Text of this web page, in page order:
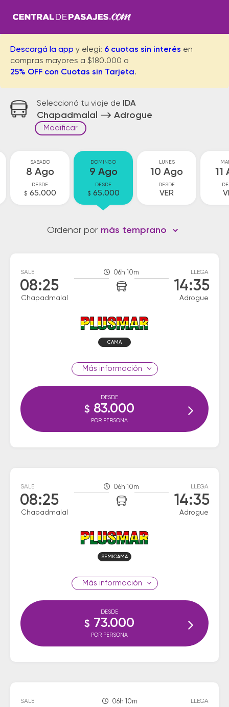
Descargá la app y elegí: 6 cuotas sin interés en
compras mayores a $180.000 o
25% OFF con Cuotas sin Tarjeta.
Seleccioná tu viaje de IDA
Chapadmalal Adrogue
Modificar
SABADO
8 Ago
DESDE
$ 65.000
DOMINGO
9 Ago
DESDE
$ 65.000
LUNES
10 Ago
DESDE
VER
11
Ordenar por más temprano
SALE
08:25
Chapadmalal
06h 10m LLEGA
14:35
Adrogue
CAMA
información
DESDE
$ 83.000
POR PERSONA
SALE
08:25
Chapadmalal
06h 10m LLEGA
14:35
Adrogue
SEMICAMA
información
DESDE
$ 73.000
POR PERSONA
SALE 06h 10m LLEGA